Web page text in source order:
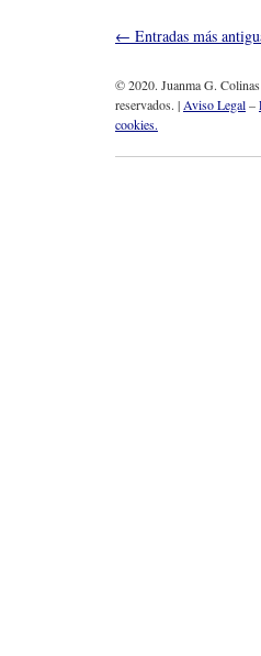
← Entradas más
© 2020. Juanma G.
reservados. | Aviso Legal–
cookies.